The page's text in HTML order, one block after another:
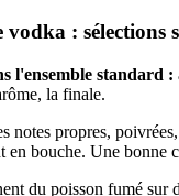
:
l'ensemble standard :
la finale.
notes propres,
en bouche. Une bonne
du poisson fumé sur